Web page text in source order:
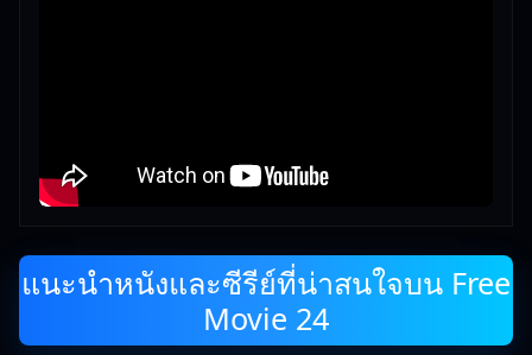
แนะนำหนังและซีรีย์ที่น่าสนใจบน Free
Movie 24